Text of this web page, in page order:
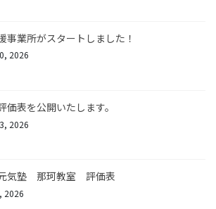
事業所がスタートしました！
2026
価表を公開いたします。
2026
気塾 那珂教室 評価表
2026